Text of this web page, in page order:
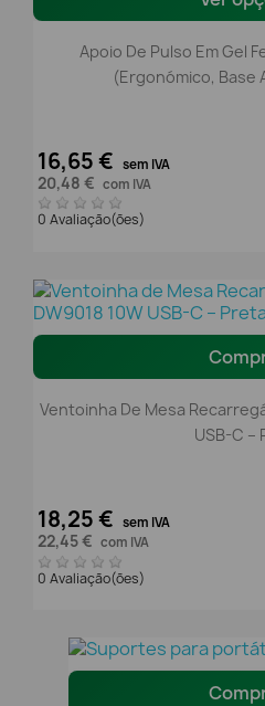
Apoio De Pulso Em Gel
(Ergonómico, Base
16,65 € sem IVA
20,48 € com IVA
0 Avaliação(ões)
Ventoinha De Mesa
USB-C –
18,25 € sem IVA
22,45 € com IVA
0 Avaliação(ões)